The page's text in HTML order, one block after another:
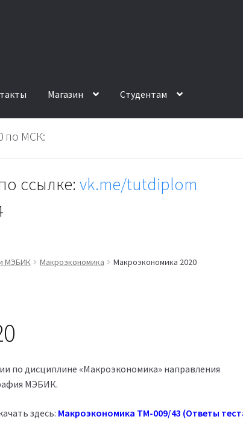
Магазин Студентам
по МСК:
ссылке:vk.me/tutdiplom
МЭБИК Макроэкономика Макроэкономика 2020
по дисциплине «Макроэкономика» направления
МЭБИК.
здесь: Макроэкономика ТМ-009/43 (Ответы